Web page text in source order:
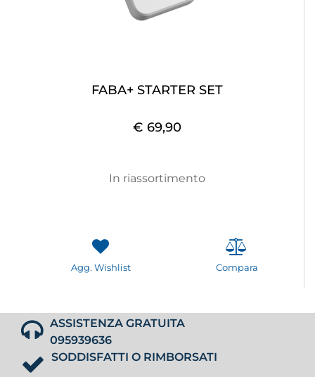
FABA+ STARTER SET
€ 69,90
In riassortimento
Agg. Wishlist Compara
ASSISTENZA GRATUITA
095939636
SODDISFATTI O RIMBORSATI